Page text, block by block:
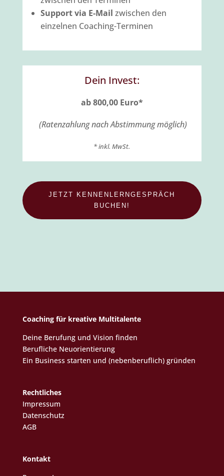
Support via E-Mail zwischen den
einzelnen Coaching-Terminen
Dein Invest:
ab 800,00 Euro*
(Ratenzahlung nach Abstimmung möglich)
* inkl. MwSt.
JETZT KENNENLERNGESPRÄCH
BUCHEN!
Coaching für kreative Multitalente
Deine Berufung und Vision finden
Berufliche Neuorientierung
Ein Business starten und (nebenberuflich) gründen
Rechtliches
Impressum
Datenschutz
AGB
Kontakt